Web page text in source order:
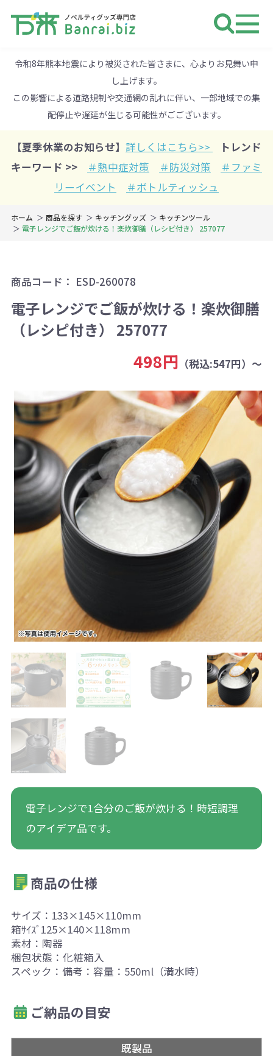
令和8年熊本地震により被災された皆さまに、心よりお見舞い申
し上げます。
この影響による道路規制や交通網の乱れに伴い、一部地域での集
配停止や遅延が生じる可能性がごございます。
【夏季休業のお知らせ】 詳しくはこちら>>
トレンド
キーワード >>
＃熱中症対策 ＃防災対策
＃ファミ
リーイベント
＃ボトルティッシュ
ホーム 商品を探す キッチングッズ
キッチンツール
電子レンジでご飯が炊ける！楽炊御膳（レシピ付き） 257077
商品コード： ESD-260078
電子レンジでご飯が炊ける！楽炊御膳
（レシピ付き） 257077
498円 （税込:547円）～
電子レンジで1合分のご飯が炊ける！時短調理
のアイデア品です。
商品の仕様
サイズ：133×145×110mm
箱ｻｲｽﾞ125×140×118mm
素材：陶器
梱包状態：化粧箱入
スペック：備考：容量：550ml（満水時）
ご納品の目安
既製品